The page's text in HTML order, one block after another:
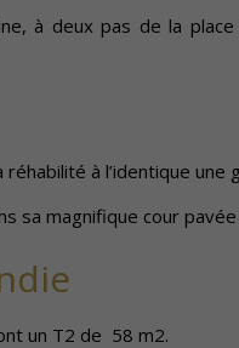
à deux pas de la
à l’identique
sa magnifique cour
un T2 de 58 m2.